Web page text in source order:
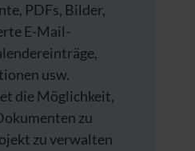
PDFs, Bilder,
E-Mail-
usw.
die Möglichkeit,
zu
zu verwalten